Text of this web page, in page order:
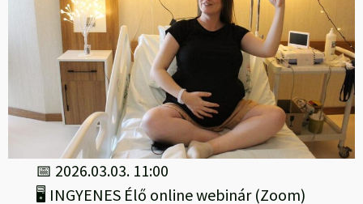
📅 2026.03.03. 11:00
🖥 INGYENES Élő online webinár (Zoom)